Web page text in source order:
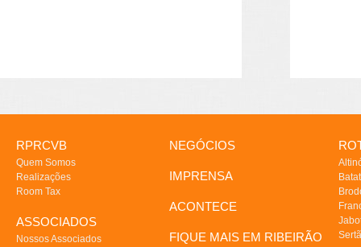
RPRCVB
Quem Somos
Realizações
Room Tax
ASSOCIADOS
Nossos Associados
NEGÓCIOS
IMPRENSA
ACONTECE
FIQUE MAIS EM RIBEIRÃO